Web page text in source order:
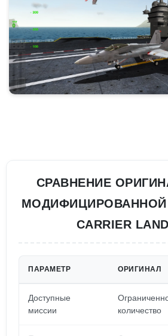
СРАВНЕНИЕ
МОДИФИЦИРОВАННОЙ
CARRIER
ПАРАМЕТР ОРИГИНАЛ
Доступные
миссии
количество